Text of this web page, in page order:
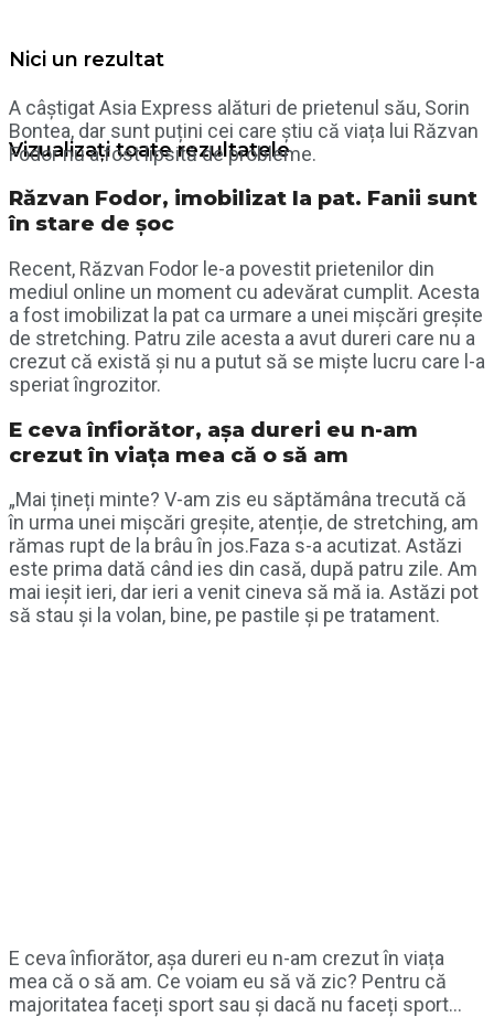
Nici un rezultat
Vizualizați toate rezultatele
A câștigat Asia Express alături de prietenul său, Sorin
Bontea, dar sunt puțini cei care știu că viața lui Răzvan
Fodor nu a fost lipsită de probleme.
Răzvan Fodor, imobilizat la pat. Fanii sunt
în stare de șoc
Recent, Răzvan Fodor le-a povestit prietenilor din
mediul online un moment cu adevărat cumplit. Acesta
a fost imobilizat la pat ca urmare a unei mișcări greșite
de stretching. Patru zile acesta a avut dureri care nu a
crezut că există și nu a putut să se miște lucru care l-a
speriat îngrozitor.
E ceva înfiorător, așa dureri eu n-am
crezut în viața mea că o să am
„Mai țineți minte? V-am zis eu săptămâna trecută că
în urma unei mișcări greșite, atenție, de stretching, am
rămas rupt de la brâu în jos.Faza s-a acutizat. Astăzi
este prima dată când ies din casă, după patru zile. Am
mai ieșit ieri, dar ieri a venit cineva să mă ia. Astăzi pot
să stau și la volan, bine, pe pastile și pe tratament.
E ceva înfiorător, așa dureri eu n-am crezut în viața
mea că o să am. Ce voiam eu să vă zic? Pentru că
majoritatea faceți sport sau și dacă nu faceți sport…